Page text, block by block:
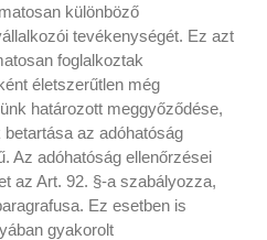
különböző
tevékenységét. Ez azt
foglalkoztak
életszerűtlen még
határozott meggyőződése,
az adóhatóság
Az adóhatóság ellenőrzései
az Art. 92. §-a szabályozza,
Ez esetben is
gyakorolt